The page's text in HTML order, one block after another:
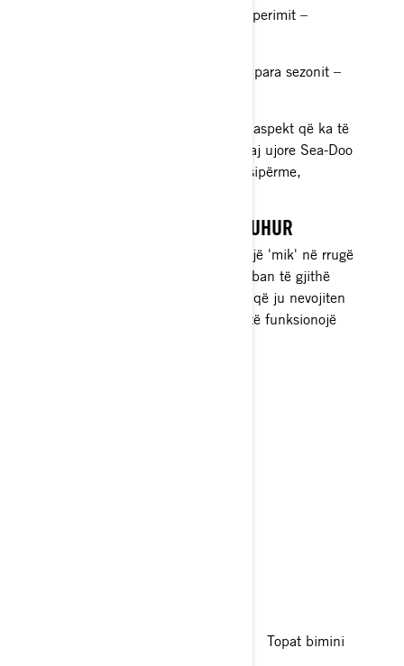
Lista kontrolluese ditore para operimit –
Lista kontrolluese e përgatitjes para sezonit –
Nëse nuk jeni i sigurt për ndonjë aspekt që ka të
bëjë me funksionimin e anijes suaj ujore Sea-Doo
ose ndonjë artikull në listat e mësipërme,
KUJDESI DHE PASTRIMI I DUHUR
Gjithmonë mbani mend se keni një 'mik' në rrugë
në tregtarin tuaj Sea-Doo, i cili mban të gjithë
aksesorët dhe pajisjet e pastrimit që ju nevojiten
për ta mbajtur mjetin tuaj të ujit të funksionojë
Mbulesa ankorimi Topat bimini